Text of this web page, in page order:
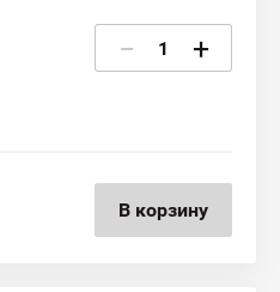
− +
В корзину